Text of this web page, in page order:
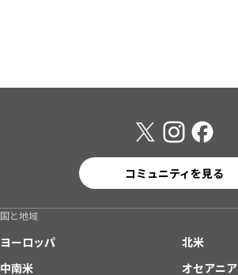
コミュニティを見る
国と地域
ヨーロッパ
北米
中南米
オセアニア